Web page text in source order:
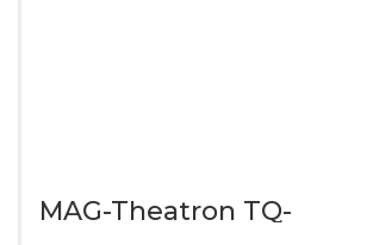
MAG-Theatron TQ-